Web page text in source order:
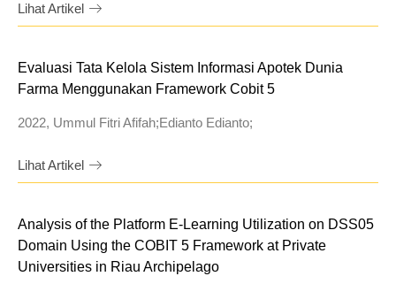
Lihat Artikel
Evaluasi Tata Kelola Sistem Informasi Apotek Dunia
Farma Menggunakan Framework Cobit 5
2022, Ummul Fitri Afifah;Edianto Edianto;
Lihat Artikel
Analysis of the Platform E-Learning Utilization on DSS05
Domain Using the COBIT 5 Framework at Private
Universities in Riau Archipelago